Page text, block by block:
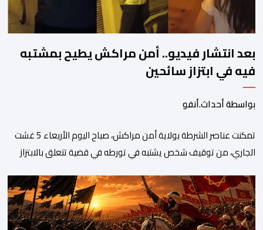
بعد انتشار فيديو.. أمن مراكش يطيح بمشتبه
فيه في ابتزاز سائحين
بواسطة أحداث.أنفو
تمكنت عناصر الشرطة بولاية أمن مراكش، صباح اليوم الأربعاء 5 غشت
الجاري، من توقيف شخص يشتبه في تورطه في قضية تتعلق بالابتزاز
سائحين أجنبيين للابتزاز بالمدينة العتيقة بمراكش، وطالبهما بمبلغ مالي
غير مستحق بدعوى ممارسة نشاط مرتبط بالإرشاد السياحي بدون
رخصة، وهي الأفعال الإجرامية التي […]